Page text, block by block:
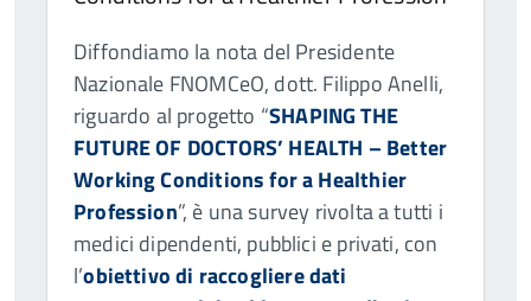
Diffondiamo la nota del Presidente
Nazionale FNOMCeO, dott. Filippo Anelli,
riguardo al progetto “SHAPING THE
FUTURE OF DOCTORS’ HEALTH – Better
Working Conditions for a Healthier
Profession”, è una survey rivolta a tutti i
medici dipendenti, pubblici e privati, con
l’obiettivo di raccogliere dati